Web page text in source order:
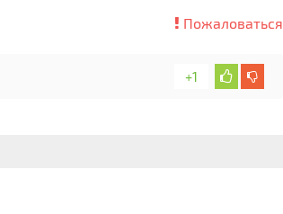
Пожаловаться
+1